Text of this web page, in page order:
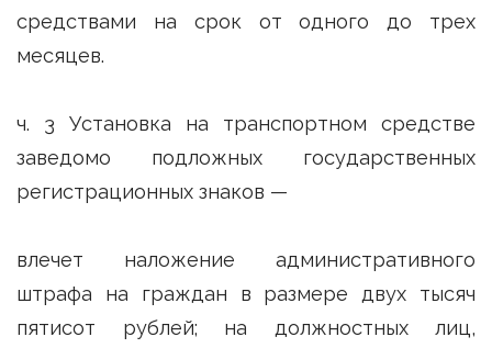
средствами на срок от одного до трех
месяцев.
ч. 3 Установка на транспортном средстве
заведомо подложных государственных
регистрационных знаков —
влечет наложение административного
штрафа на граждан в размере двух тысяч
пятисот рублей; на должностных лиц,